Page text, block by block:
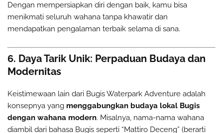
Dengan mempersiapkan diri dengan baik, kamu bisa
menikmati seluruh wahana tanpa khawatir dan
mendapatkan pengalaman terbaik selama di sana.
6. Daya Tarik Unik: Perpaduan Budaya dan
Modernitas
Keistimewaan lain dari Bugis Waterpark Adventure adalah
konsepnya yang menggabungkan budaya lokal Bugis
dengan wahana modern. Misalnya, nama-nama wahana
diambil dari bahasa Bugis seperti “Mattiro Deceng” (berarti